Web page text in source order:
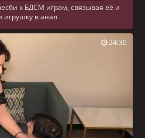
к БДСМ играм, связывая её и
игрушку в анал
24:30